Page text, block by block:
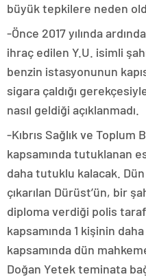
büyük tepkilere neden
-Önce 2017 yılında
ihraç edilen Y.U. isimli
benzin istasyonunun
sigara çaldığı
nasıl geldiği açıklanmadı.
-Kıbrıs Sağlık ve
kapsamında tutuklanan
daha tutuklu kalacak.
çıkarılan Dürüst’ün, bir
diploma verdiği polis
kapsamında 1 kişinin daha
kapsamında dün
Doğan Yetek teminata